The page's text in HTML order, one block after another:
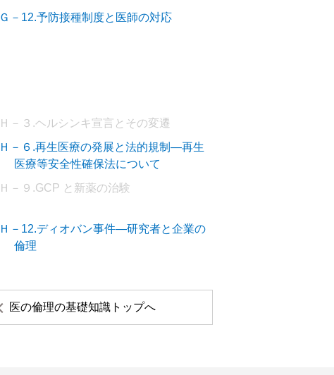
Ｇ－12.予防接種制度と医師の対応
Ｈ－３.ヘルシンキ宣言とその変遷
Ｈ－６.再生医療の発展と法的規制―再生
医療等安全性確保法について
Ｈ－９.GCP と新薬の治験
Ｈ－12.ディオバン事件―研究者と企業の
倫理
医の倫理の基礎知識トップへ